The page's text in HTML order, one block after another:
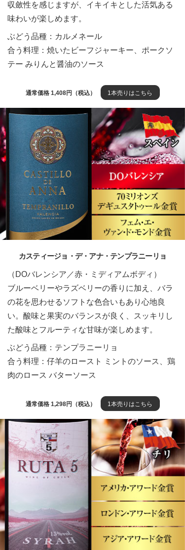
収斂性を感じますが、イキイキとした活気ある
味わいが楽しめます。
ぶどう品種：カルメネール
合う料理：焼いたビーフジャーキー、ポークソ
テー みりんと醤油のソース
通常価格 1,408円（税込） 1本売りはこちら
カスティージョ・デ・アナ・テンプラニーリョ
（DOバレンシア／赤・ミディアムボディ）
ブルーベリーやラズベリーの香りに加え、バラ
の花を思わせるソフトな色合いもあり心地良
い。酸味と果実のバランスが良く、スッキリし
た酸味とフルーティな甘味が楽しめます。
ぶどう品種：テンプラニーリョ
合う料理：仔羊のロースト ミントのソース、鶏
肉のロース バターソース
通常価格 1,298円（税込） 1本売りはこちら